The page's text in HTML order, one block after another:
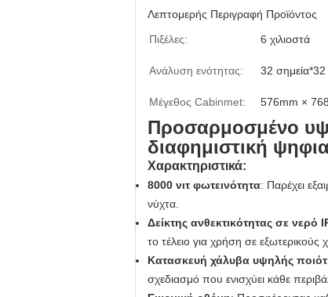
Λεπτομερής Περιγραφή Προϊόντος
Πιξέλες:
6 χιλιοστά
Ανάλυση ενότητας: 32 σημεία*32
Μέγεθος Cabinmet: 576mm ×
Προσαρμοσμένο
διαφημιστική
Χαρακτηριστικά:
8000 νιτ φωτεινότητα: Παρέχει
νύχτα.
Δείκτης ανθεκτικότητας σε νερό
το τέλειο για χρήση σε
Κατασκευή χάλυβα υψηλής
σχεδιασμό που ενισχύει κάθε